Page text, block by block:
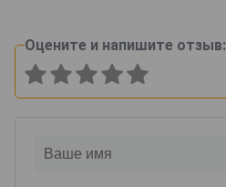
Оцените и напишите отзыв: